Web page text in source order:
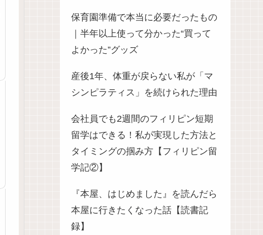
保育園準備で本当に必要だったもの
｜半年以上使って分かった“買って
よかった”グッズ
産後1年、体重が戻らない私が「マ
シンピラティス」を続けられた理由
会社員でも2週間のフィリピン短期
留学はできる！私が実現した方法と
タイミングの掴み方【フィリピン留
学記②】
『本屋、はじめました』を読んだら
本屋に行きたくなった話【読書記
録】